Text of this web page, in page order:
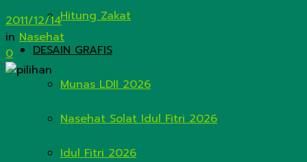
Hitung Zakat
DESAIN GRAFIS
Munas LDII 2026
Nasehat Solat Idul Fitri 2026
Idul Fitri 2026
2011/12/14
in Nasehat
0